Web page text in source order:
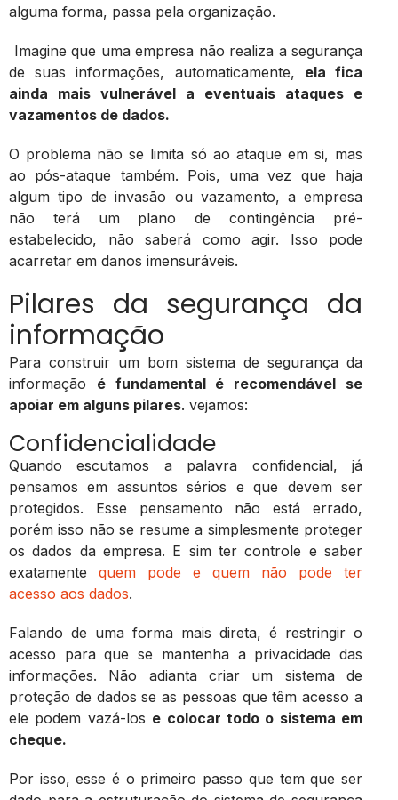
alguma forma, passa pela organização.
Imagine que uma empresa não realiza a segurança
de suas informações, automaticamente, ela fica
ainda mais vulnerável a eventuais ataques e
vazamentos de dados.
O problema não se limita só ao ataque em si, mas
ao pós-ataque também. Pois, uma vez que haja
algum tipo de invasão ou vazamento, a empresa
não terá um plano de contingência pré-
estabelecido, não saberá como agir. Isso pode
acarretar em danos imensuráveis.
Pilares da segurança da
informação
Para construir um bom sistema de segurança da
informação é fundamental é recomendável se
apoiar em alguns pilares. vejamos:
Confidencialidade
Quando escutamos a palavra confidencial, já
pensamos em assuntos sérios e que devem ser
protegidos. Esse pensamento não está errado,
porém isso não se resume a simplesmente proteger
os dados da empresa. E sim ter controle e saber
exatamente quem pode e quem não pode ter
acesso aos dados.
Falando de uma forma mais direta, é restringir o
acesso para que se mantenha a privacidade das
informações. Não adianta criar um sistema de
proteção de dados se as pessoas que têm acesso a
ele podem vazá-los e colocar todo o sistema em
cheque.
Por isso, esse é o primeiro passo que tem que ser